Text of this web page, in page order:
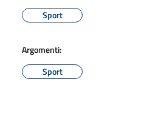
Sport
Argomenti:
Sport